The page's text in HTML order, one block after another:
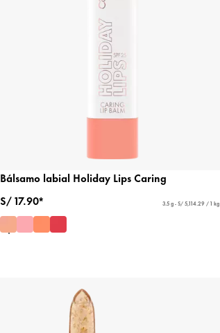
Bálsamo labial Holiday Lips Caring
S/ 17.90*
3.5 g - S/ 5,114.29 / 1 kg